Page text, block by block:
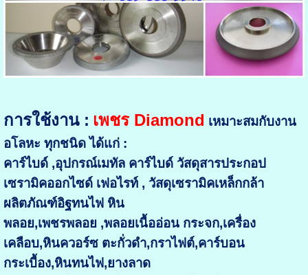
การใช้งาน : เพชร Diamond เหมาะสมกับงาน
อโลหะ ทุกชนิด ได้แก่ :
คาร์ไบด์ ,อุปกรณ์เมทัล คาร์ไบด์ วัสดุสารประกอป
เซรามิคออกไซด์ เฟอไรท์ , วัสดุเซรามิคเหล็กกล้า
ผลิตภัณฑ์อิฐทนไฟ หิน
พลอย,เพชรพลอย ,พลอยเนื้ออ่อน กระจก,เครื่อง
เคลือบ,หินควอร์ซ ตะกั่วดำ,กราไฟต์,คาร์บอน
กระเบื้อง,หินทนไฟ,ยางลาด